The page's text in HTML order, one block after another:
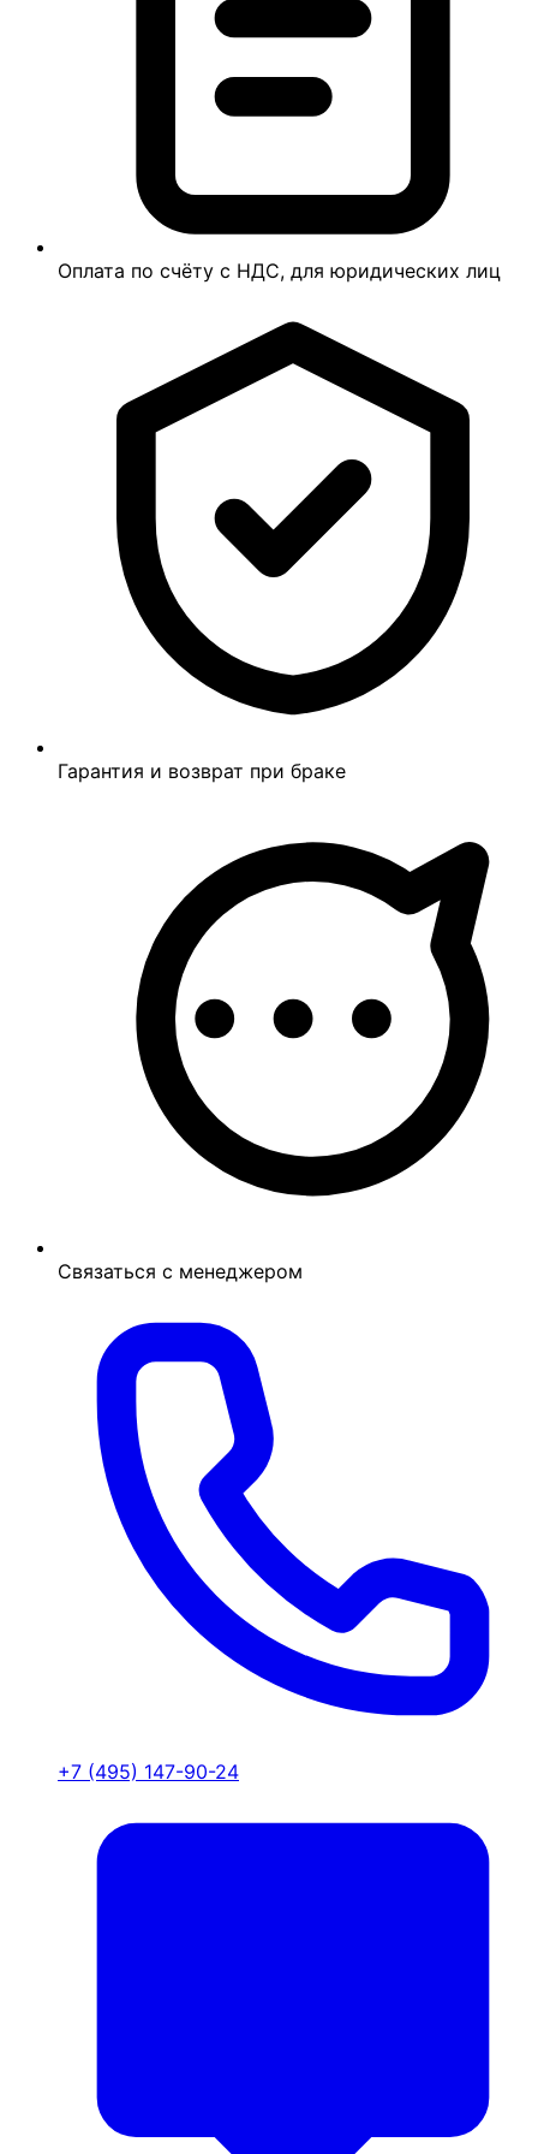
Оплата по счёту с НДС, для юридических лиц
Гарантия и возврат при браке
Связаться с менеджером
+7 (495) 147-90-24